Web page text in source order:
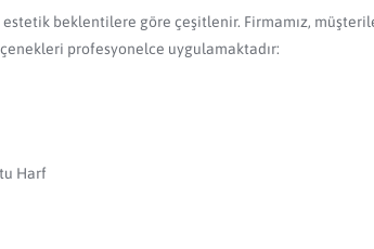
estetik beklentilere göre çeşitlenir. Firmamız,
profesyonelce uygulamaktadır:
Harf